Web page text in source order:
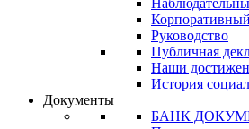
Руководство
Публичная
Наши
История
Документы
БАНК